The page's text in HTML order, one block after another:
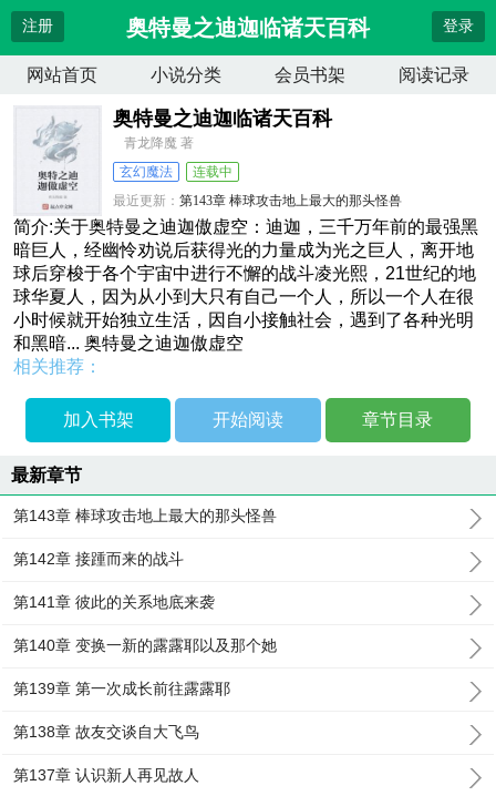
注册 奥特曼之迪迦临诸天百科 登录
网站首页 小说分类 会员书架 阅读记录
奥特曼之迪迦临诸天百科
青龙降魔 著
玄幻魔法
连载中
最近更新：第143章 棒球攻击地上最大的那头怪兽
更新时间：2026-04-13 04:34:19
简介:关于奥特曼之迪迦傲虚空：迪迦，三千万年前的最强黑
暗巨人，经幽怜劝说后获得光的力量成为光之巨人，离开地
球后穿梭于各个宇宙中进行不懈的战斗凌光熙，21世纪的地
球华夏人，因为从小到大只有自己一个人，所以一个人在很
小时候就开始独立生活，因自小接触社会，遇到了各种光明
和黑暗... 奥特曼之迪迦傲虚空
相关推荐：
加入书架 开始阅读 章节目录
最新章节
第143章 棒球攻击地上最大的那头怪兽
第142章 接踵而来的战斗
第141章 彼此的关系地底来袭
第140章 变换一新的露露耶以及那个她
第139章 第一次成长前往露露耶
第138章 故友交谈自大飞鸟
第137章 认识新人再见故人